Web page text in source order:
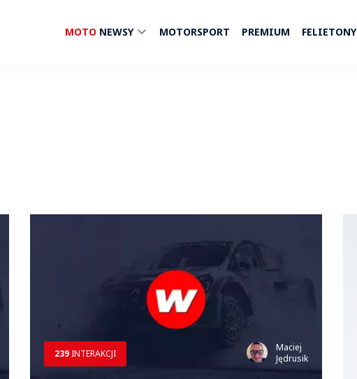
MOTO NEWSY MOTORSPORT PREMIUM FELIETONY
239 INTERAKCJI
Maciej
Jędrusik